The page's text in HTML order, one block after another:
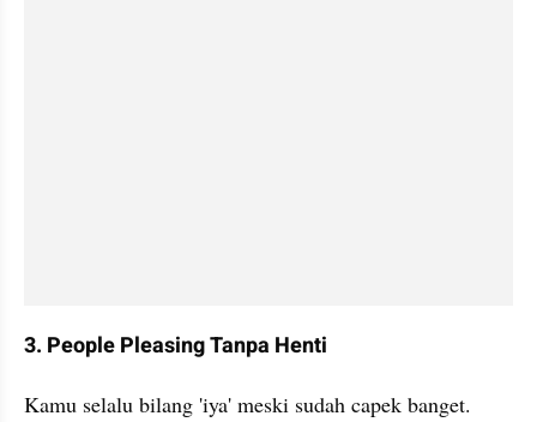
3. People Pleasing Tanpa Henti
Kamu selalu bilang 'iya' meski sudah capek banget.